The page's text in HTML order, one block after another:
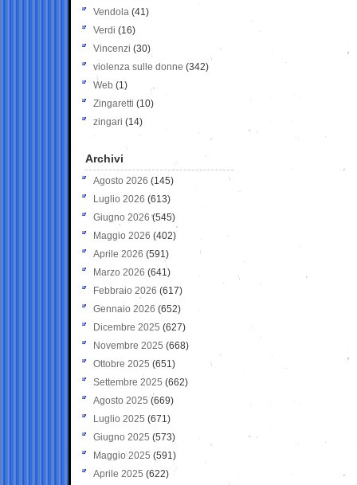
Vendola (41)
Verdi (16)
Vincenzi (30)
violenza sulle donne (342)
Web (1)
Zingaretti (10)
zingari (14)
Archivi
Agosto 2026 (145)
Luglio 2026 (613)
Giugno 2026 (545)
Maggio 2026 (402)
Aprile 2026 (591)
Marzo 2026 (641)
Febbraio 2026 (617)
Gennaio 2026 (652)
Dicembre 2025 (627)
Novembre 2025 (668)
Ottobre 2025 (651)
Settembre 2025 (662)
Agosto 2025 (669)
Luglio 2025 (671)
Giugno 2025 (573)
Maggio 2025 (591)
Aprile 2025 (622)